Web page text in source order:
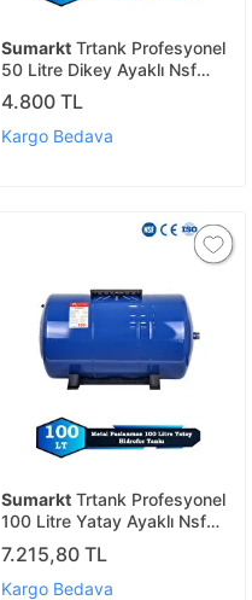
Sumarkt Trtank Profesyonel
50 Litre Dikey Ayaklı Nsf
Membranlı Hidrofor
Genleşme Tankı
4.800 TL
Kargo Bedava
Sumarkt Trtank Profesyonel
100 Litre Yatay Ayaklı Nsf
Membranlı Hidrofor
Genleşme Tankı
7.215,80 TL
Kargo Bedava